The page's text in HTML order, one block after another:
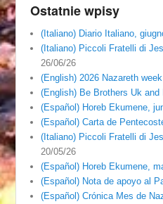
Ostatnie wpisy
(Italiano) Diario Italiano,
(Italiano) Piccoli Fratelli di
26/06/26
(English) 2026 Nazareth
(English) Be Brothers Uk and
(Español) Horeb Ekumene,
(Español) Carta de
(Italiano) Piccoli Fratelli di
20/05/26
(Español) Horeb Ekumene,
(Español) Nota de apoyo al
(Español) Crónica Mes de